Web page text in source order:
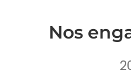
Nos